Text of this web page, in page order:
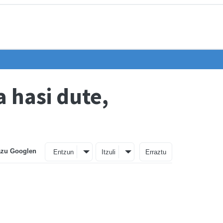
hasi dute,
Googlen Entzun Itzuli Erraztu